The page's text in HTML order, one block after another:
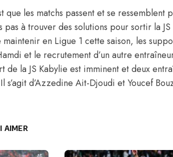
que les matchs passent et se ressemblent
à trouver des solutions pour sortir la
en Ligue 1 cette saison, les
et le recrutement d’un autre
la JS Kabylie est imminent et deux
d’Azzedine Ait-Djoudi et Youcef
AIMER